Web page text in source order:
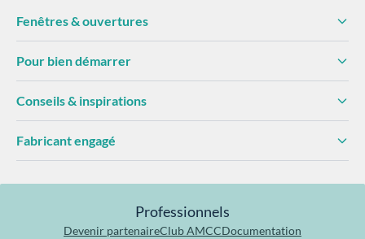
Fenêtres & ouvertures
Pour bien démarrer
Conseils & inspirations
Fabricant engagé
Professionnels
Devenir partenaireClub AMCCDocumentation